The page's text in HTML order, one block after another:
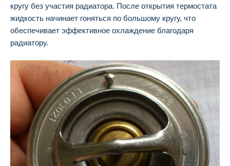
кругу без участия радиатора. После открытия термостата
жидкость начинает гоняться по большому кругу, что
обеспечивает эффективное охлаждение благодаря
радиатору.